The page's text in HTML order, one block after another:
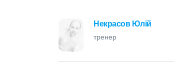
Некрасов Юлій
тренер